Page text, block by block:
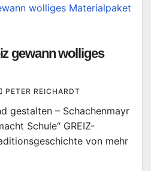
gewann wolliges
PETER REICHARDT
gestalten – Schachenmayr
Schule“ GREIZ-
von mehr